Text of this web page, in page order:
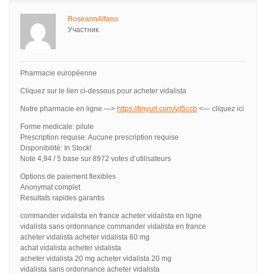
RoseannAlfano
Участник
Pharmacie européenne
Cliquez sur le lien ci-dessous pour acheter vidalista
Notre pharmacie en ligne —> https://tinyurl.com/vjt5ccb <— cliquez ici
Forme medicale: pilule
Prescription requise: Aucune prescription requise
Disponibilité: In Stock!
Note 4,94 / 5 base sur 8972 votes d’utilisateurs
Options de paiement flexibles
Anonymat complet
Resultats rapides garantis
commander vidalista en france acheter vidalista en ligne
vidalista sans ordonnance commander vidalista en france
acheter vidalista acheter vidalista 60 mg
achat vidalista acheter vidalista
acheter vidalista 20 mg acheter vidalista 20 mg
vidalista sans ordonnance acheter vidalista